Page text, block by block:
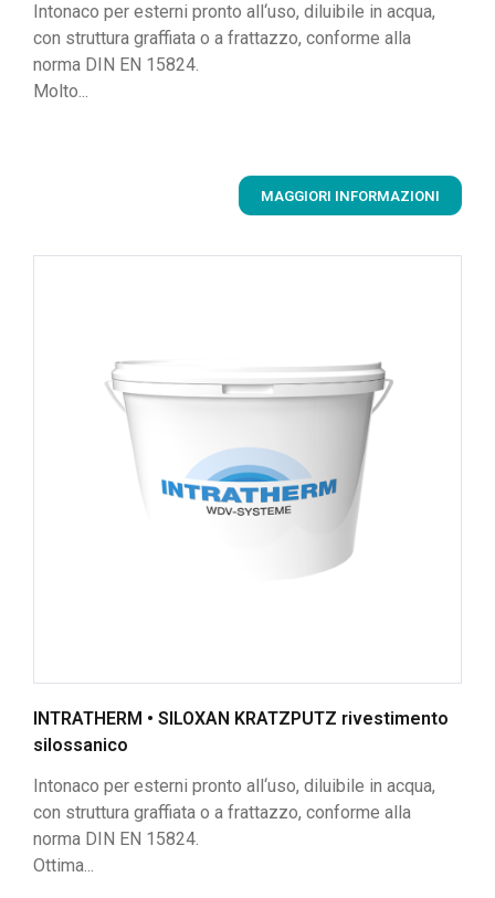
Intonaco per esterni pronto all‘uso, diluibile in acqua,
con struttura graffiata o a frattazzo, conforme alla
norma DIN EN 15824.
Molto...
MAGGIORI INFORMAZIONI
INTRATHERM • SILOXAN KRATZPUTZ rivestimento
silossanico
Intonaco per esterni pronto all‘uso, diluibile in acqua,
con struttura graffiata o a frattazzo, conforme alla
norma DIN EN 15824.
Ottima...